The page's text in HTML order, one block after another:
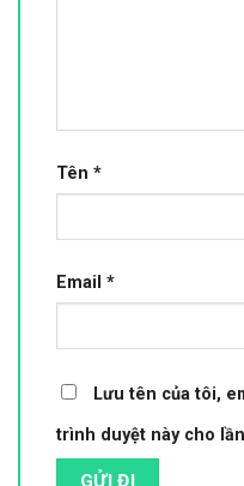
Tên *
Email *
Lưu tên của tôi,
trình duyệt này cho